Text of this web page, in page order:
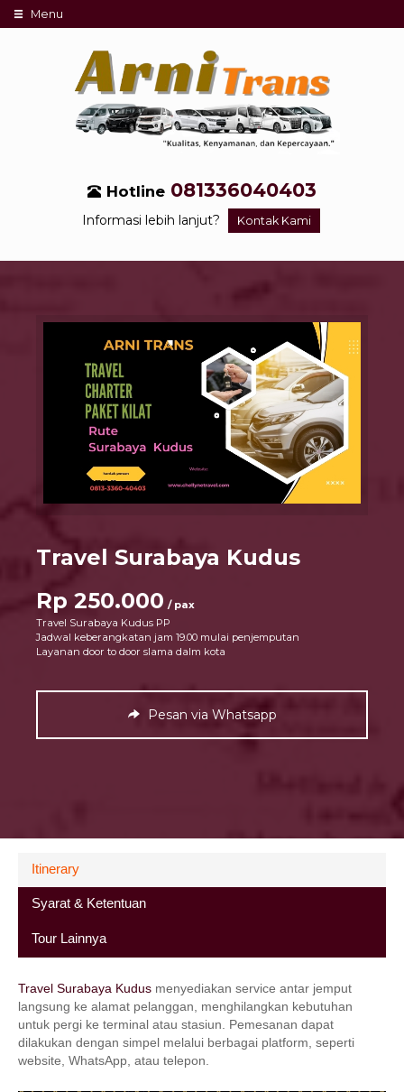
Menu
Hotline 081336040403
Informasi lebih lanjut? Kontak Kami
Travel Surabaya Kudus
Rp 250.000 / pax
Travel Surabaya Kudus PP
Jadwal keberangkatan jam 19.00 mulai penjemputan
Layanan door to door slama dalm kota
Pesan via Whatsapp
Itinerary
Syarat & Ketentuan
Tour Lainnya
Travel Surabaya Kudus menyediakan service antar jemput
langsung ke alamat pelanggan, menghilangkan kebutuhan
untuk pergi ke terminal atau stasiun. Pemesanan dapat
dilakukan dengan simpel melalui berbagai platform, seperti
website, WhatsApp, atau telepon.